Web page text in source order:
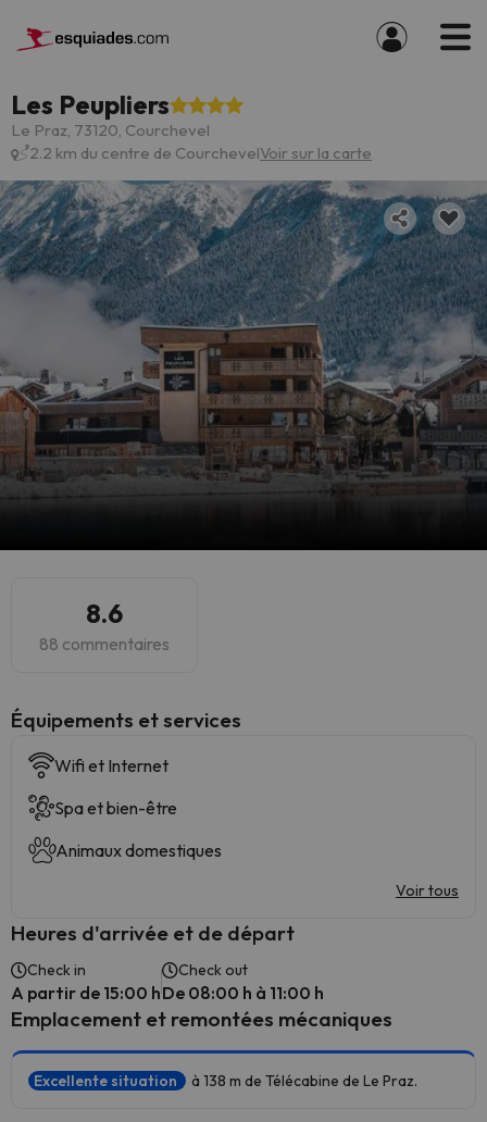
Les Peupliers
Le Praz, 73120, Courchevel
2.2 km du centre de CourchevelVoir sur la carte
8.6
88 commentaires
​Équipements et services
Wifi et Internet
Spa et bien-être
Animaux domestiques
Voir tous
Heures d'arrivée et de départ
Check in
A partir de 15:00 h
Check out
De 08:00 h à 11:00 h
Emplacement et remontées mécaniques
Excellente situation à 138 m de Télécabine de Le Praz.